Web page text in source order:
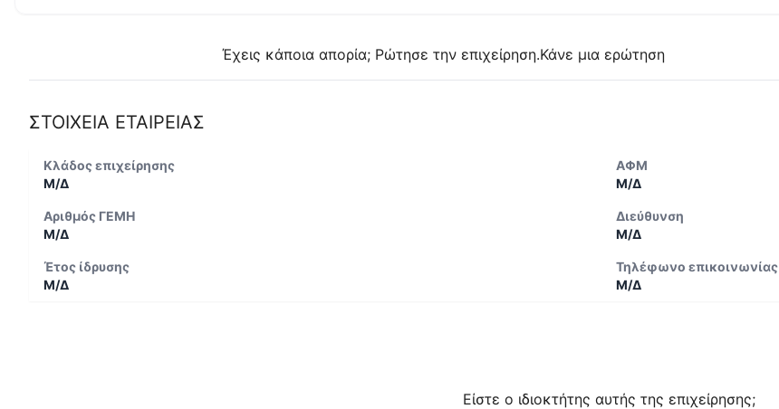
Έχεις κάποια απορία; Ρώτησε την επιχείρηση.Κάνε μια ερώτηση
ΣΤΟΙΧΕΙΑ ΕΤΑΙΡΕΙΑΣ
Κλάδος επιχείρησης
Μ/Δ
ΑΦΜ
Μ/Δ
Αριθμός ΓΕΜΗ
Μ/Δ
Διεύθυνση
Μ/Δ
Έτος ίδρυσης
Μ/Δ
Τηλέφωνο επικοινωνίας
Μ/Δ
Είστε ο ιδιοκτήτης αυτής της επιχείρησης;